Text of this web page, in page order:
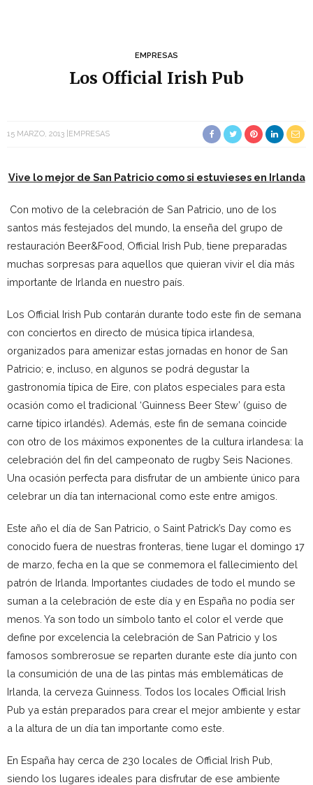
EMPRESAS
Los Official Irish Pub
15 MARZO, 2013 EMPRESAS
Vive lo mejor de San Patricio como si estuvieses en Irlanda
Con motivo de la celebración de San Patricio, uno de los
santos más festejados del mundo, la enseña del grupo de
restauración Beer&Food, Official Irish Pub, tiene preparadas
muchas sorpresas para aquellos que quieran vivir el día más
importante de Irlanda en nuestro país.
Los Official Irish Pub contarán durante todo este fin de semana
con conciertos en directo de música típica irlandesa,
organizados para amenizar estas jornadas en honor de San
Patricio; e, incluso, en algunos se podrá degustar la
gastronomía típica de Eire, con platos especiales para esta
ocasión como el tradicional ‘Guinness Beer Stew’ (guiso de
carne típico irlandés). Además, este fin de semana coincide
con otro de los máximos exponentes de la cultura irlandesa: la
celebración del fin del campeonato de rugby Seis Naciones.
Una ocasión perfecta para disfrutar de un ambiente único para
celebrar un día tan internacional como este entre amigos.
Este año el día de San Patricio, o Saint Patrick’s Day como es
conocido fuera de nuestras fronteras, tiene lugar el domingo 17
de marzo, fecha en la que se conmemora el fallecimiento del
patrón de Irlanda. Importantes ciudades de todo el mundo se
suman a la celebración de este día y en España no podía ser
menos. Ya son todo un símbolo tanto el color el verde que
define por excelencia la celebración de San Patricio y los
famosos sombrerosue se reparten durante este día junto con
la consumición de una de las pintas más emblemáticas de
Irlanda, la cerveza Guinness. Todos los locales Official Irish
Pub ya están preparados para crear el mejor ambiente y estar
a la altura de un día tan importante como este.
En España hay cerca de 230 locales de Official Irish Pub,
siendo los lugares ideales para disfrutar de ese ambiente